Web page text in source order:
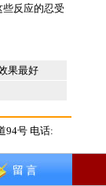
反应的忍受
果最好
94号 电话:
返回电脑版